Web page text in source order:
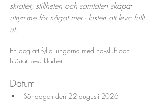
skrattet, stillheten och samtalen skapar
utrymme för något mer - lusten att leva fullt
ut.
En dag att fylla lungorna med havsluft och
hjärtat med klarhet.
Datum
Söndagen den 22 augusti 2026